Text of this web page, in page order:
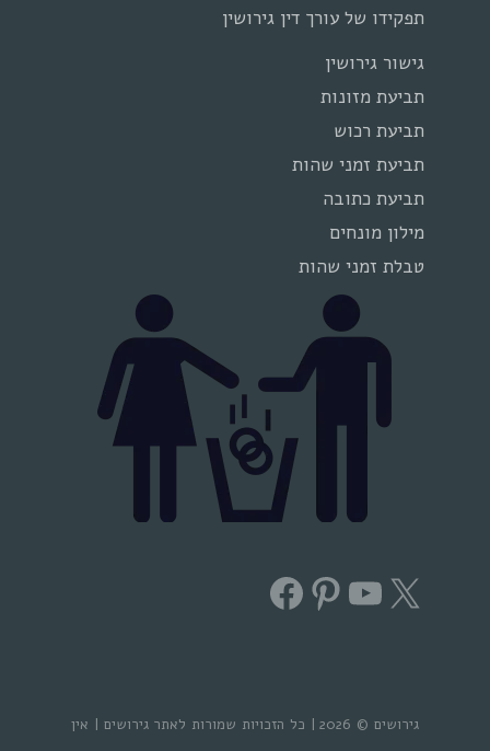
תפקידו של עורך דין גירושין
גישור גירושין
תביעת מזונות
תביעת רכוש
תביעת זמני שהות
תביעת כתובה
מילון מונחים
טבלת זמני שהות
X
YouTube
Pinterest
Facebook
גירושים © 2026 | כל הזכויות שמורות לאתר גירושים | אין